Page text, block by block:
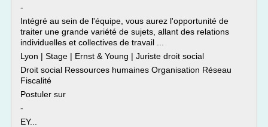
-
Intégré au sein de l'équipe, vous aurez l'opportunité de
traiter une grande variété de sujets, allant des relations
individuelles et collectives de travail ...
Lyon | Stage | Ernst & Young | Juriste droit social
Droit social Ressources humaines Organisation Réseau
Fiscalité
Postuler sur
-
EY...